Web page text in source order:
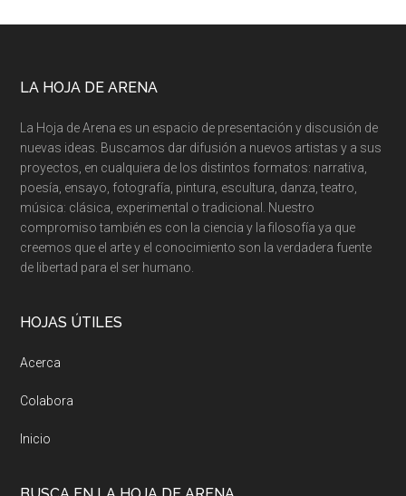
LA HOJA DE ARENA
La Hoja de Arena es un espacio de presentación y discusión de
nuevas ideas. Buscamos dar difusión a nuevos artistas y a sus
proyectos, en cualquiera de los distintos formatos: narrativa,
poesía, ensayo, fotografía, pintura, escultura, danza, teatro,
música: clásica, experimental o tradicional. Nuestro
compromiso también es con la ciencia y la filosofía ya que
creemos que el arte y el conocimiento son la verdadera fuente
de libertad para el ser humano.
HOJAS ÚTILES
Acerca
Colabora
Inicio